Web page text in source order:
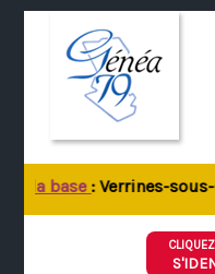
la base: Verrines-sous-